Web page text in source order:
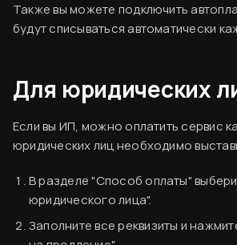
Также вы можете подключить
будут списываться автоматически
Для юридических
Если вы ИП, можно оплатить сервис
юридических лиц необходимо
В разделе "Способ оплаты"
юридического лица".
Заполните все реквизиты и
Согласен